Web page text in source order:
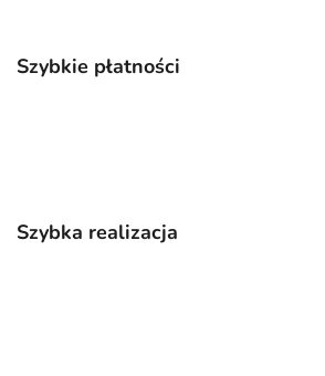
Szybkie płatności
Szybka realizacja